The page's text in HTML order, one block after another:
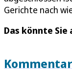
Gerichte nach
Das könnte